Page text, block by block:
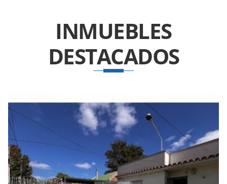
INMUEBLES
DESTACADOS